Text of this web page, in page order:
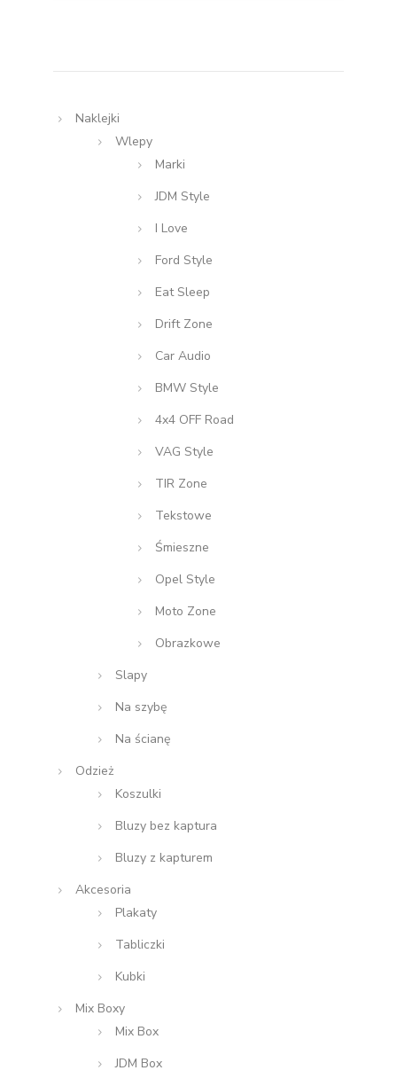
Naklejki
Wlepy
Marki
JDM Style
I Love
Ford Style
Eat Sleep
Drift Zone
Car Audio
BMW Style
4x4 OFF Road
VAG Style
TIR Zone
Tekstowe
Śmieszne
Opel Style
Moto Zone
Obrazkowe
Slapy
Na szybę
Na ścianę
Odzież
Koszulki
Bluzy bez kaptura
Bluzy z kapturem
Akcesoria
Plakaty
Tabliczki
Kubki
Mix Boxy
Mix Box
JDM Box